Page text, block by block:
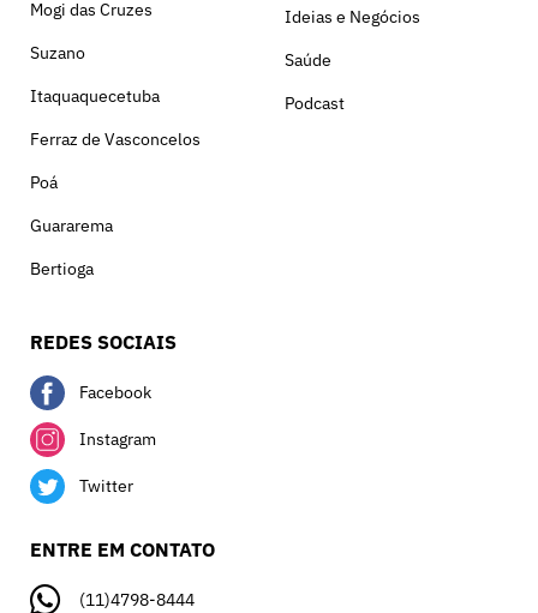
Mogi das Cruzes
Suzano
Itaquaquecetuba
Ferraz de Vasconcelos
Poá
Guararema
Bertioga
Ideias e Negócios
Saúde
Podcast
REDES SOCIAIS
Facebook
Instagram
Twitter
ENTRE EM CONTATO
(11)4798-8444